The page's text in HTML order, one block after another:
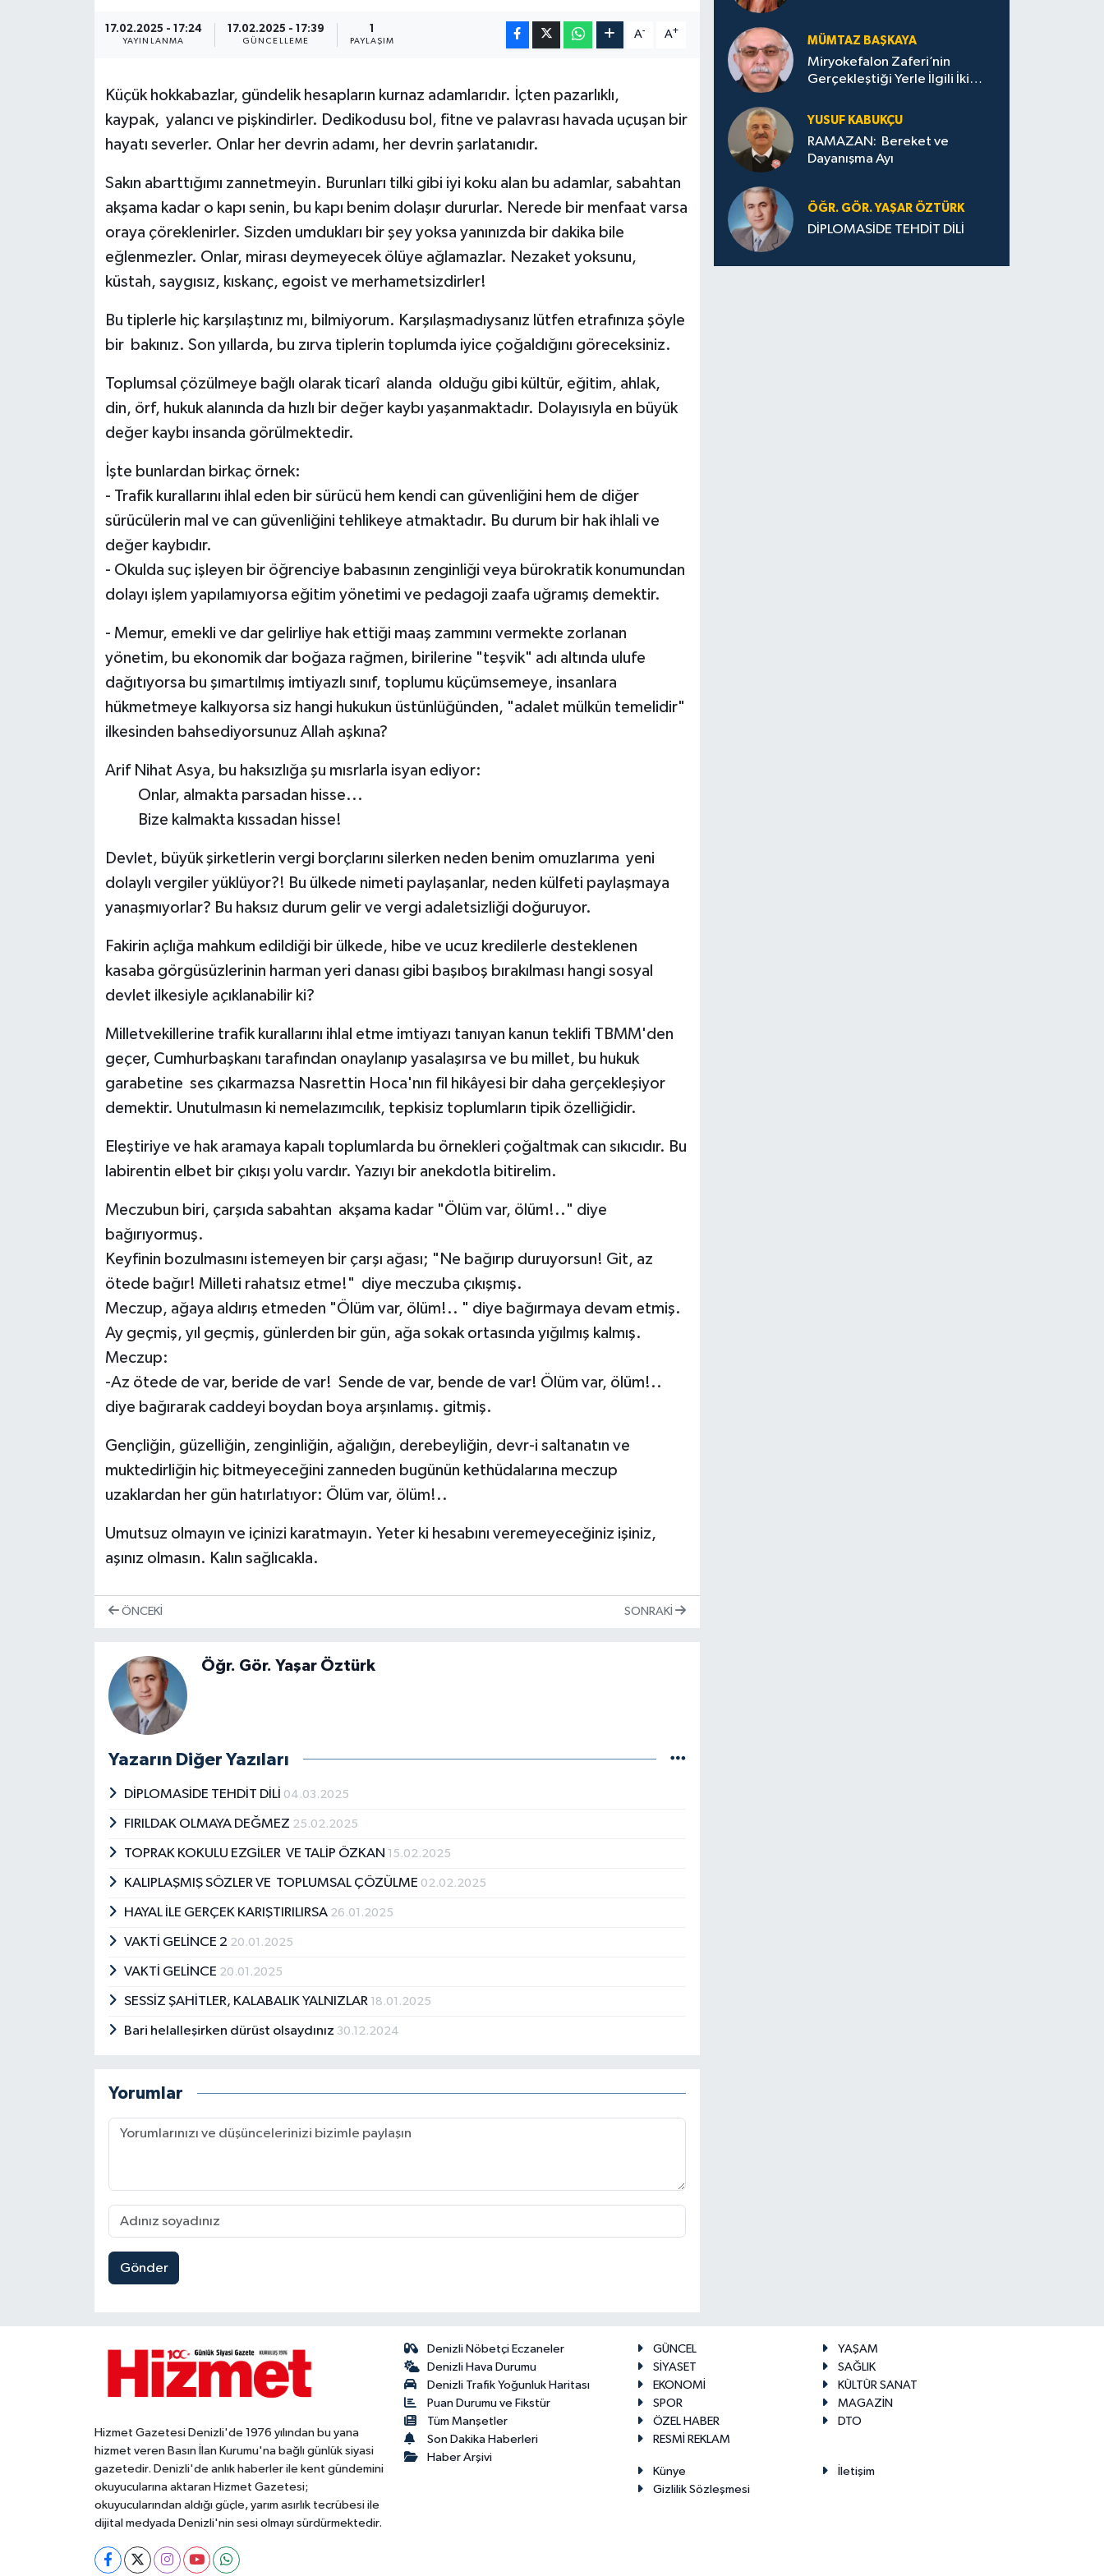
17.02.2025 - 17:24
YAYINLANMA
17.02.2025 - 17:39
GÜNCELLEME
1
PAYLAŞIM
A- A+
Küçük hokkabazlar, gündelik hesapların kurnaz adamlarıdır. İçten pazarlıklı,
kaypak, yalancı ve pişkindirler. Dedikodusu bol, fitne ve palavrası havada uçuşan bir
hayatı severler. Onlar her devrin adamı, her devrin şarlatanıdır.
Sakın abarttığımı zannetmeyin. Burunları tilki gibi iyi koku alan bu adamlar, sabahtan
akşama kadar o kapı senin, bu kapı benim dolaşır dururlar. Nerede bir menfaat varsa
oraya çöreklenirler. Sizden umdukları bir şey yoksa yanınızda bir dakika bile
eğlenmezler. Onlar, mirası deymeyecek ölüye ağlamazlar. Nezaket yoksunu,
küstah, saygısız, kıskanç, egoist ve merhametsizdirler!
Bu tiplerle hiç karşılaştınız mı, bilmiyorum. Karşılaşmadıysanız lütfen etrafınıza şöyle
bir bakınız. Son yıllarda, bu zırva tiplerin toplumda iyice çoğaldığını göreceksiniz.
Toplumsal çözülmeye bağlı olarak ticarî alanda olduğu gibi kültür, eğitim, ahlak,
din, örf, hukuk alanında da hızlı bir değer kaybı yaşanmaktadır. Dolayısıyla en büyük
değer kaybı insanda görülmektedir.
İşte bunlardan birkaç örnek:
- Trafik kurallarını ihlal eden bir sürücü hem kendi can güvenliğini hem de diğer
sürücülerin mal ve can güvenliğini tehlikeye atmaktadır. Bu durum bir hak ihlali ve
değer kaybıdır.
- Okulda suç işleyen bir öğrenciye babasının zenginliği veya bürokratik konumundan
dolayı işlem yapılamıyorsa eğitim yönetimi ve pedagoji zaafa uğramış demektir.
- Memur, emekli ve dar gelirliye hak ettiği maaş zammını vermekte zorlanan
yönetim, bu ekonomik dar boğaza rağmen, birilerine "teşvik" adı altında ulufe
dağıtıyorsa bu şımartılmış imtiyazlı sınıf, toplumu küçümsemeye, insanlara
hükmetmeye kalkıyorsa siz hangi hukukun üstünlüğünden, "adalet mülkün temelidir"
ilkesinden bahsediyorsunuz Allah aşkına?
Arif Nihat Asya, bu haksızlığa şu mısrlarla isyan ediyor:
Onlar, almakta parsadan hisse...
Bize kalmakta kıssadan hisse!
Devlet, büyük şirketlerin vergi borçlarını silerken neden benim omuzlarıma yeni
dolaylı vergiler yüklüyor?! Bu ülkede nimeti paylaşanlar, neden külfeti paylaşmaya
yanaşmıyorlar? Bu haksız durum gelir ve vergi adaletsizliği doğuruyor.
Fakirin açlığa mahkum edildiği bir ülkede, hibe ve ucuz kredilerle desteklenen
kasaba görgüsüzlerinin harman yeri danası gibi başıboş bırakılması hangi sosyal
devlet ilkesiyle açıklanabilir ki?
Milletvekillerine trafik kurallarını ihlal etme imtiyazı tanıyan kanun teklifi TBMM'den
geçer, Cumhurbaşkanı tarafından onaylanıp yasalaşırsa ve bu millet, bu hukuk
garabetine ses çıkarmazsa Nasrettin Hoca'nın fil hikâyesi bir daha gerçekleşiyor
demektir. Unutulmasın ki nemelazımcılık, tepkisiz toplumların tipik özelliğidir.
Eleştiriye ve hak aramaya kapalı toplumlarda bu örnekleri çoğaltmak can sıkıcıdır. Bu
labirentin elbet bir çıkışı yolu vardır. Yazıyı bir anekdotla bitirelim.
Meczubun biri, çarşıda sabahtan akşama kadar "Ölüm var, ölüm!.." diye
bağırıyormuş.
Keyfinin bozulmasını istemeyen bir çarşı ağası; "Ne bağırıp duruyorsun! Git, az
ötede bağır! Milleti rahatsız etme!" diye meczuba çıkışmış.
Meczup, ağaya aldırış etmeden "Ölüm var, ölüm!.. " diye bağırmaya devam etmiş.
Ay geçmiş, yıl geçmiş, günlerden bir gün, ağa sokak ortasında yığılmış kalmış.
Meczup:
-Az ötede de var, beride de var! Sende de var, bende de var! Ölüm var, ölüm!..
diye bağırarak caddeyi boydan boya arşınlamış. gitmiş.
Gençliğin, güzelliğin, zenginliğin, ağalığın, derebeyliğin, devr-i saltanatın ve
muktedirliğin hiç bitmeyeceğini zanneden bugünün kethüdalarına meczup
uzaklardan her gün hatırlatıyor: Ölüm var, ölüm!..
Umutsuz olmayın ve içinizi karatmayın. Yeter ki hesabını veremeyeceğiniz işiniz,
aşınız olmasın. Kalın sağlıcakla.
ÖNCEKI SONRAKI
Öğr. Gör. Yaşar Öztürk
Yazarın Diğer Yazıları
DİPLOMASİDE TEHDİT DİLİ 04.03.2025
FIRILDAK OLMAYA DEĞMEZ 25.02.2025
TOPRAK KOKULU EZGİLER VE TALİP ÖZKAN 15.02.2025
KALIPLAŞMIŞ SÖZLER VE TOPLUMSAL ÇÖZÜLME 02.02.2025
HAYAL İLE GERÇEK KARIŞTIRILIRSA 26.01.2025
VAKTİ GELİNCE 2 20.01.2025
VAKTİ GELİNCE 20.01.2025
SESSİZ ŞAHİTLER, KALABALIK YALNIZLAR 18.01.2025
Bari helalleşirken dürüst olsaydınız 30.12.2024
Yorumlar
Gönder
MÜMTAZ BAŞKAYA
Miryokefalon Zaferi’nin
Gerçekleştiği Yerle İlgili İki
İndirilmesi Gerekmektedir
YUSUF KABUKÇU
RAMAZAN: Bereket ve
Dayanışma Ayı
ÖĞR. GÖR. YAŞAR ÖZTÜRK
DİPLOMASİDE TEHDİT DİLİ
Hizmet Gazetesi Denizli'de 1976 yılından bu yana
hizmet veren Basın İlan Kurumu'na bağlı günlük siyasi
gazetedir. Denizli'de anlık haberler ile kent gündemini
okuyucularına aktaran Hizmet Gazetesi;
okuyucularından aldığı güçle, yarım asırlık tecrübesi ile
dijital medyada Denizli'nin sesi olmayı sürdürmektedir.
Denizli Nöbetçi Eczaneler
Denizli Hava Durumu
Denizli Trafik Yoğunluk Haritası
Puan Durumu ve Fikstür
Tüm Manşetler
Son Dakika Haberleri
Haber Arşivi
GÜNCEL
YAŞAM
SİYASET
SAĞLIK
EKONOMİ
KÜLTÜR SANAT
SPOR
MAGAZİN
ÖZEL HABER
DTO
RESMİ REKLAM
Künye
İletişim
Gizlilik Sözleşmesi
ÖZEL HABER
RESMİ REKLAM